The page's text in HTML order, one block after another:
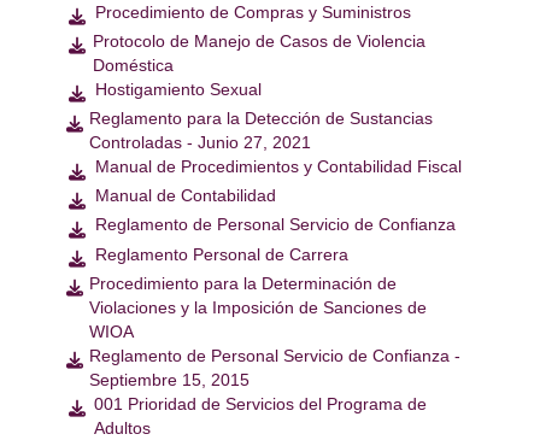
 Procedimiento de Compras y Suministros
 Protocolo de Manejo de Casos de Violencia
Doméstica
 Hostigamiento Sexual
 Reglamento para la Detección de Sustancias
Controladas - Junio 27, 2021
 Manual de Procedimientos y Contabilidad Fiscal
 Manual de Contabilidad
 Reglamento de Personal Servicio de Confianza
 Reglamento Personal de Carrera
 Procedimiento para la Determinación de
Violaciones y la Imposición de Sanciones de
WIOA
 Reglamento de Personal Servicio de Confianza -
Septiembre 15, 2015
 001 Prioridad de Servicios del Programa de
Adultos